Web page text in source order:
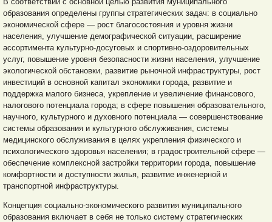
образования определены группы стратегических задач: в социально
экономической сфере — рост благосостояния и уровня жизни
населения, улучшение демографической ситуации, расширение
ассортимента культурно-досуговых и спортивно-оздоровительных
услуг, повышение уровня безопасности жизни населения, улучшение
экологической обстановки, развитие рыночной инфраструктуры, рост
инвестиций в основной капитал экономики города, развитие и
поддержка малого бизнеса, укрепление и увеличение финансового,
налогового потенциала города; в сфере повышения образовательного,
научного, культурного и духовного потенциала — совершенствование
системы образования и культурного обслуживания, системы
медицинского обслуживания в целях укрепления физического и
психологического здоровья населения; в градостроительной сфере —
обеспечение комплексной застройки территории города, повышение
комфортности и доступности жилья, развитие инженерной и
транспортной инфраструктуры.
Концепция социально-экономического развития муниципального
образования включает в себя не только систему стратегических